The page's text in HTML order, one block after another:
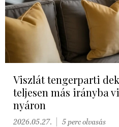
Viszlát tengerparti
teljesen más irányba
nyáron
2026.05.27. 5 perc olvasás